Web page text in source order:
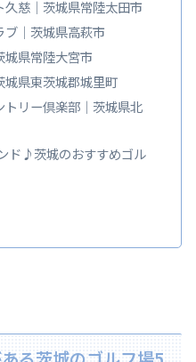
慈｜茨城県常陸太田市
ブ｜茨城県高萩市
城県常陸大宮市
城県東茨城郡城里町
リー倶楽部｜茨城県北
ド♪茨城のおすすめゴル